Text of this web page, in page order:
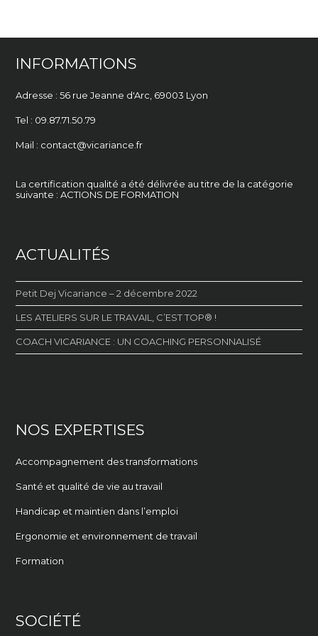
INFORMATIONS
Adresse : 56 rue Jeanne d'Arc, 69003 Lyon
Tel : 09.87.71.50.79
Mail : contact@vicariance.fr
La certification qualité a été délivrée au titre de la catégorie
suivante : ACTIONS DE FORMATION
ACTUALITÉS
Petit Dej Vicariance – 2 décembre 2022
LES ATELIERS SUR LE TRAVAIL, C’EST TOP® !
COACH VICARIANCE : UN COACHING PERSONNALISÉ
NOS EXPERTISES
Accompagnement des transformations
Santé et qualité de vie au travail
Handicap et maintien dans l’emploi
Ergonomie et environnement de travail
Formation
SOCIÉTÉ